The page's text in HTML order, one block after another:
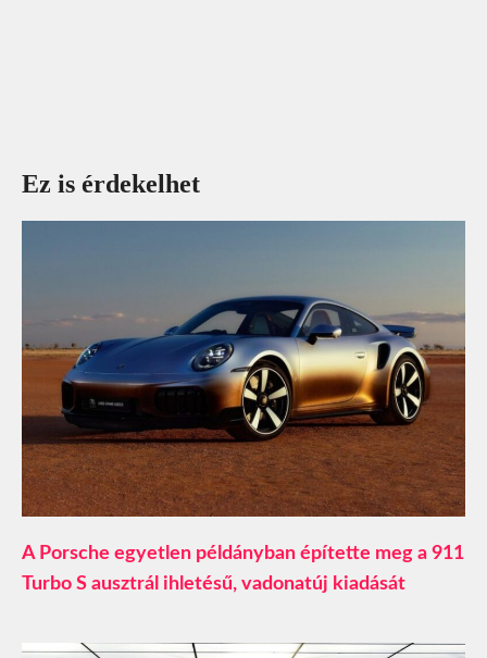
Ez is érdekelhet
A Porsche egyetlen példányban építette meg a 911
Turbo S ausztrál ihletésű, vadonatúj kiadását